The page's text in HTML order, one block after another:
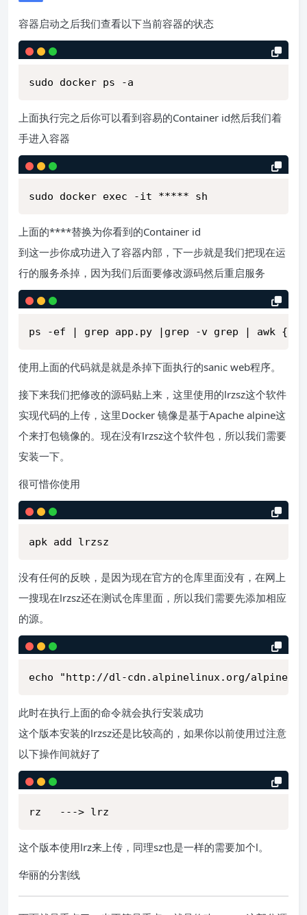
容器启动之后我们查看以下当前容器的状态
sudo docker ps -a
上面执行完之后你可以看到容易的Container id然后我们着
手进入容器
sudo docker exec -it ***** sh
上面的****替换为你看到的Container id
到这一步你成功进入了容器内部，下一步就是我们把现在运
行的服务杀掉，因为我们后面要修改源码然后重启服务
ps -ef | grep app.py |grep -v grep | awk
使用上面的代码就是就是杀掉下面执行的sanic web程序。
接下来我们把修改的源码贴上来，这里使用的lrzsz这个软件
实现代码的上传，这里Docker 镜像是基于Apache alpine这
个来打包镜像的。现在没有lrzsz这个软件包，所以我们需要
安装一下。
很可惜你使用
apk add lrzsz
没有任何的反映，是因为现在官方的仓库里面没有，在网上
一搜现在lrzsz还在测试仓库里面，所以我们需要先添加相应
的源。
echo "http://dl-cdn.alpinelinux.org/alpine/
此时在执行上面的命令就会执行安装成功
这个版本安装的lrzsz还是比较高的，如果你以前使用过注意
以下操作间就好了
rz   ---> lrz
这个版本使用lrz来上传，同理sz也是一样的需要加个l。
华丽的分割线